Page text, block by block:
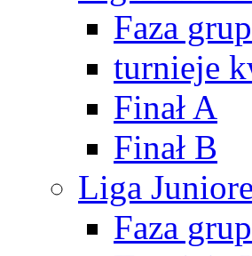
Faza
turnieje
Finał A
Finał B
Liga
Faza